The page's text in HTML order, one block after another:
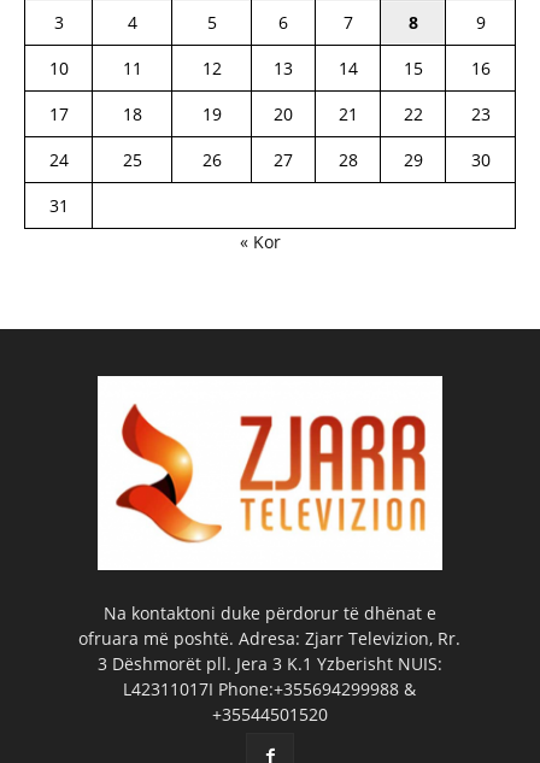
3
4 5 6 7 8
9
10
11 12 13 14 15
16
17
18 19 20 21 22
23
24
25 26 27 28 29
30
31
« Kor
Na kontaktoni duke përdorur të dhënat e
ofruara më poshtë. Adresa: Zjarr Televizion, Rr.
3 Dëshmorët pll. Jera 3 K.1 Yzberisht NUIS:
L42311017I Phone:+355694299988 &
+35544501520